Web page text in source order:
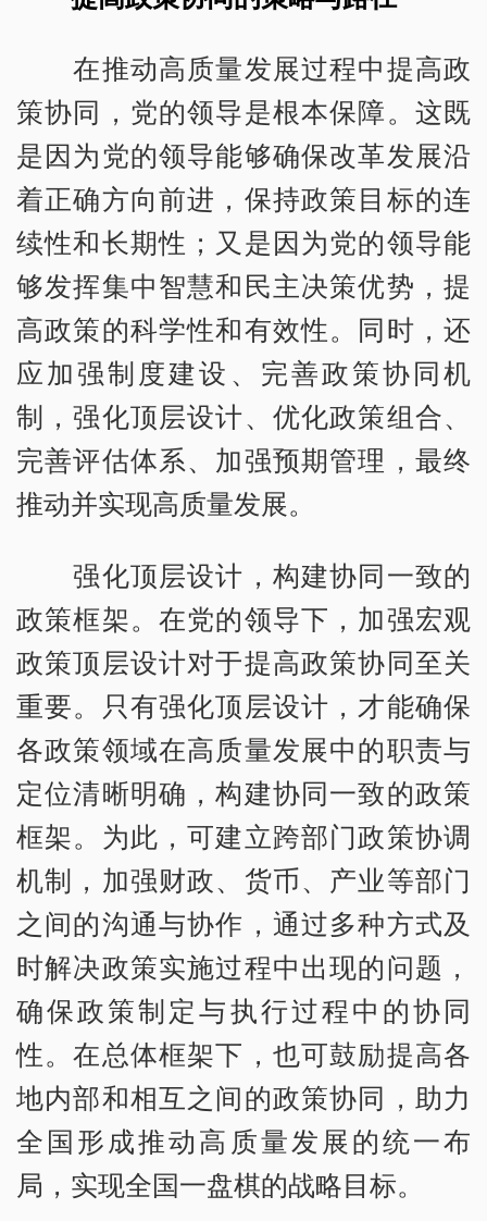
在推动高质量发展过程中提高政
策协同，党的领导是根本保障。这既
是因为党的领导能够确保改革发展沿
着正确方向前进，保持政策目标的连
续性和长期性；又是因为党的领导能
够发挥集中智慧和民主决策优势，提
高政策的科学性和有效性。同时，还
应加强制度建设、完善政策协同机
制，强化顶层设计、优化政策组合、
完善评估体系、加强预期管理，最终
推动并实现高质量发展。
强化顶层设计，构建协同一致的
政策框架。在党的领导下，加强宏观
政策顶层设计对于提高政策协同至关
重要。只有强化顶层设计，才能确保
各政策领域在高质量发展中的职责与
定位清晰明确，构建协同一致的政策
框架。为此，可建立跨部门政策协调
机制，加强财政、货币、产业等部门
之间的沟通与协作，通过多种方式及
时解决政策实施过程中出现的问题，
确保政策制定与执行过程中的协同
性。在总体框架下，也可鼓励提高各
地内部和相互之间的政策协同，助力
全国形成推动高质量发展的统一布
局，实现全国一盘棋的战略目标。